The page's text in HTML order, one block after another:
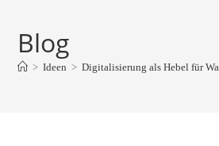
Blog
> Ideen > Digitalisierung als Hebel für